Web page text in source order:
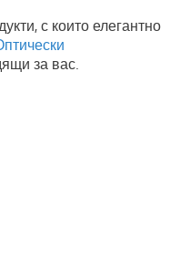
с които елегантно
за вас.